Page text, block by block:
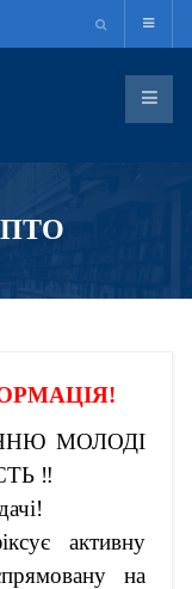
МОЛОДІ
‼️
активну
на